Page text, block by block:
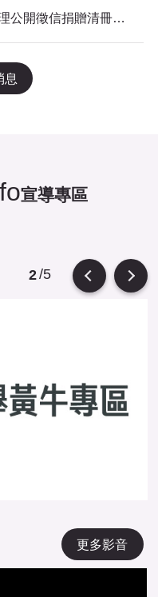
本局公共關係室115年上半年辦理公開徵信捐贈清冊及明細表，依公益勸募條例公告。
息
宣導專區
2/5
更多影音